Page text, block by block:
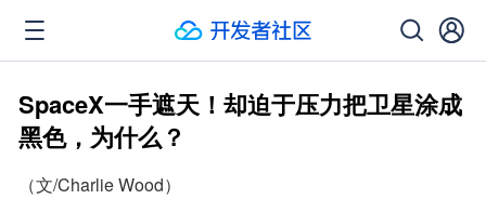
SpaceX一手遮天！却迫于压力把卫星涂成
黑色，为什么？
（文/Charlie Wood）